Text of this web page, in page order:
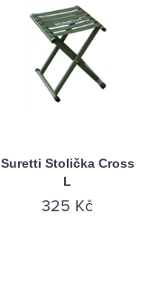
Suretti Stolička Cross
L
325 Kč